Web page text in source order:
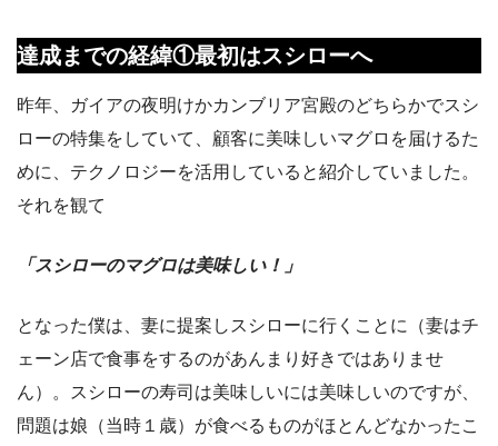
達成までの経緯①最初はスシローへ
昨年、ガイアの夜明けかカンブリア宮殿のどちらかでスシ
ローの特集をしていて、顧客に美味しいマグロを届けるた
めに、テクノロジーを活用していると紹介していました。
それを観て
「スシローのマグロは美味しい！」
となった僕は、妻に提案しスシローに行くことに（妻はチ
ェーン店で食事をするのがあんまり好きではありませ
ん）。スシローの寿司は美味しいには美味しいのですが、
問題は娘（当時１歳）が食べるものがほとんどなかったこ